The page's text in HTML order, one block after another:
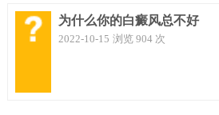
为什么你的白癜风总不好
2022-10-15 浏览 904 次